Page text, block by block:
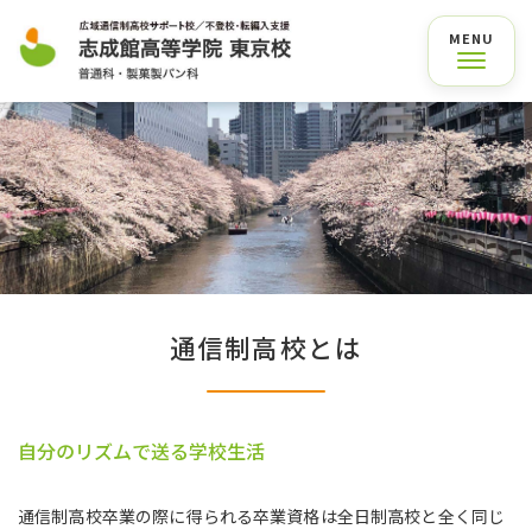
通信制高校とは
自分のリズムで送る学校生活
通信制高校卒業の際に得られる卒業資格は全日制高校と全く同じ